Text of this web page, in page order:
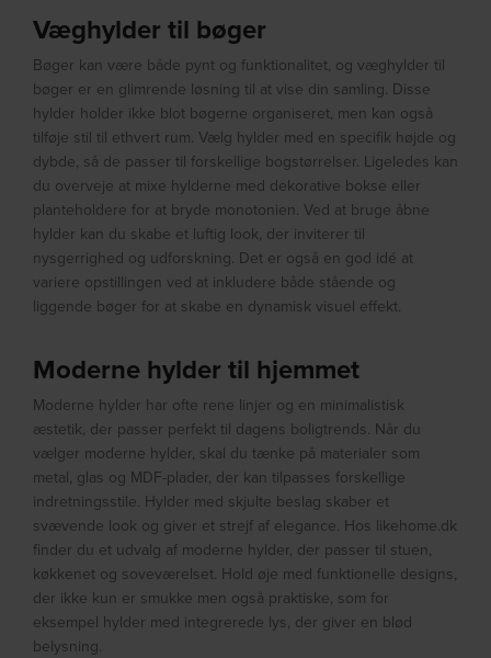
Væghylder til bøger
Bøger kan være både pynt og funktionalitet, og væghylder til
bøger er en glimrende løsning til at vise din samling. Disse
hylder holder ikke blot bøgerne organiseret, men kan også
tilføje stil til ethvert rum. Vælg hylder med en specifik højde og
dybde, så de passer til forskellige bogstørrelser. Ligeledes kan
du overveje at mixe hylderne med dekorative bokse eller
planteholdere for at bryde monotonien. Ved at bruge åbne
hylder kan du skabe et luftig look, der inviterer til
nysgerrighed og udforskning. Det er også en god idé at
variere opstillingen ved at inkludere både stående og
liggende bøger for at skabe en dynamisk visuel effekt.
Moderne hylder til hjemmet
Moderne hylder har ofte rene linjer og en minimalistisk
æstetik, der passer perfekt til dagens boligtrends. Når du
vælger moderne hylder, skal du tænke på materialer som
metal, glas og MDF-plader, der kan tilpasses forskellige
indretningsstile. Hylder med skjulte beslag skaber et
svævende look og giver et strejf af elegance. Hos likehome.dk
finder du et udvalg af moderne hylder, der passer til stuen,
køkkenet og soveværelset. Hold øje med funktionelle designs,
der ikke kun er smukke men også praktiske, som for
eksempel hylder med integrerede lys, der giver en blød
belysning.